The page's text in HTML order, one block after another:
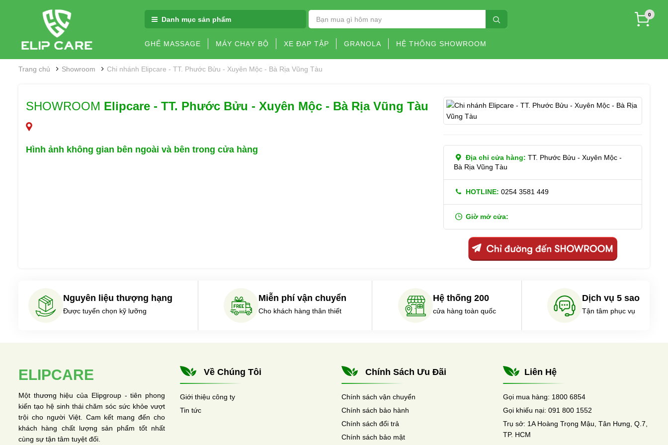
Danh mục sản phẩm
0
GHẾ MASSAGE MÁY CHẠY BỘ XE ĐẠP TẬP GRANOLA HỆ THỐNG SHOWROOM
Trang chủ Showroom Chi nhánh Elipcare - TT. Phước Bửu - Xuyên Mộc - Bà Rịa Vũng Tàu
SHOWROOM Elipcare - TT. Phước Bửu - Xuyên Mộc - Bà Rịa Vũng Tàu
Hình ảnh không gian bên ngoài và bên trong cửa hàng
Địa chỉ cửa hàng: TT. Phước Bửu - Xuyên Mộc -
Bà Rịa Vũng Tàu
HOTLINE: 0254 3581 449
Giờ mở cửa:
Nguyên liệu thượng hạng
Được tuyển chọn kỹ lưỡng
Miễn phí vận chuyển
Cho khách hàng thân thiết
Hệ thống 200
cửa hàng toàn quốc
Dịch vụ 5 sao
Tận tâm phục vụ
ELIPCARE
Một thương hiệu của Elipgroup - tiên phong
kiến tạo hệ sinh thái chăm sóc sức khỏe vượt
trội cho người Việt. Cam kết mang đến cho
khách hàng chất lượng sản phẩm tốt nhất
cùng sự tận tâm tuyệt đối.
Về Chúng Tôi
Giới thiệu công ty
Tin tức
Chính Sách Ưu Đãi
Chính sách vận chuyển
Chính sách bảo hành
Chính sách đổi trả
Chính sách bảo mật
Liên Hệ
Gọi mua hàng: 1800 6854
Gọi khiếu nại: 091 800 1552
Trụ sở: 1A Hoàng Trọng Mậu, Tân Hưng, Q.7,
TP. HCM